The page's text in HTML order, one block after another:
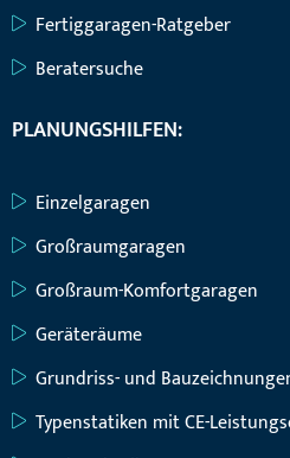
Fertiggaragen-Ratgeber
Beratersuche
PLANUNGSHILFEN:
Einzelgaragen
Großraumgaragen
Großraum-Komfortgaragen
Geräteräume
Grundriss- und
Typenstatiken mit CE-